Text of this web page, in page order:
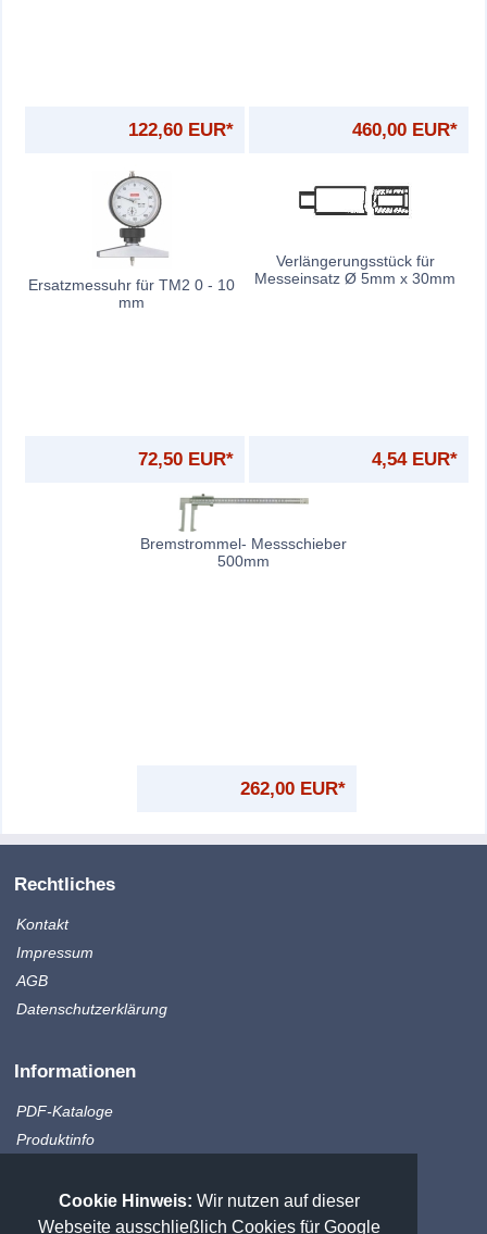
Cookie Hinweis: Wir nutzen auf dieser
Webseite ausschließlich Cookies für Google
122,60 EUR* 460,00 EUR*
Ersatzmessuhr für TM2 0 - 10
mm
72,50 EUR*
Verlängerungsstück für
Messeinsatz Ø 5mm x 30mm
4,54 EUR*
Bremstrommel- Messschieber
500mm
262,00 EUR*
Rechtliches
Kontakt
Impressum
AGB
Datenschutzerklärung
Informationen
PDF-Kataloge
Produktinfo
Versandkosten
Sitemap